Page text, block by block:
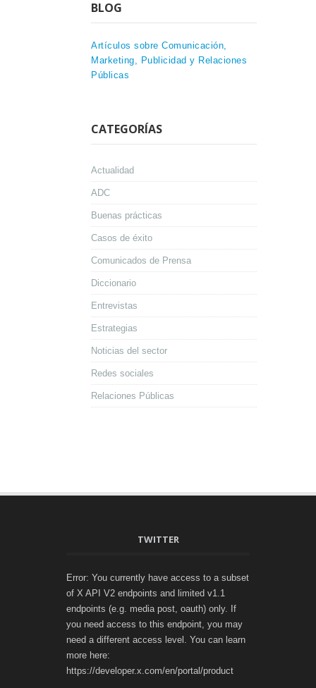
BLOG
Artículos sobre Comunicación,
Marketing, Publicidad y Relaciones
Públicas
CATEGORÍAS
Actualidad
ADC
Buenas prácticas
Casos de éxito
Comunicados de Prensa
Diccionario
Entrevistas
Estrategias
Noticias del sector
Redes sociales
Relaciones Públicas
TWITTER
Error: You currently have access to a subset
of X API V2 endpoints and limited v1.1
endpoints (e.g. media post, oauth) only. If
you need access to this endpoint, you may
need a different access level. You can learn
more here:
https://developer.x.com/en/portal/product